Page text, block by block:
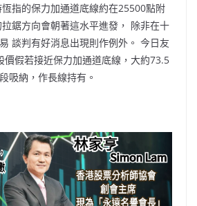
指的保力加通道底線約在25500點附
鋸方向會朝著這水平進發， 除非在十
談判有好消息出現則作例外。 今日友
價假若接近保力加通道底線，大約73.5
吸納，作長線持有。